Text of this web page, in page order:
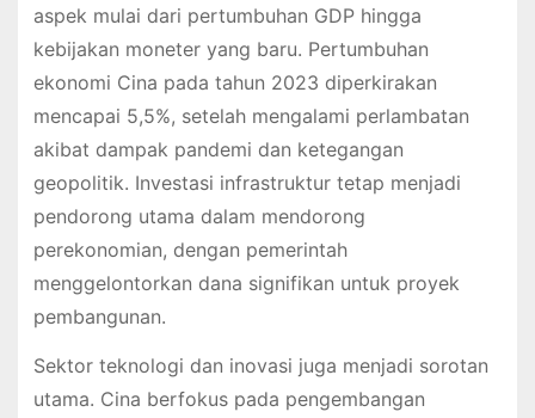
aspek mulai dari pertumbuhan GDP hingga
kebijakan moneter yang baru. Pertumbuhan
ekonomi Cina pada tahun 2023 diperkirakan
mencapai 5,5%, setelah mengalami perlambatan
akibat dampak pandemi dan ketegangan
geopolitik. Investasi infrastruktur tetap menjadi
pendorong utama dalam mendorong
perekonomian, dengan pemerintah
menggelontorkan dana signifikan untuk proyek
pembangunan.
Sektor teknologi dan inovasi juga menjadi sorotan
utama. Cina berfokus pada pengembangan